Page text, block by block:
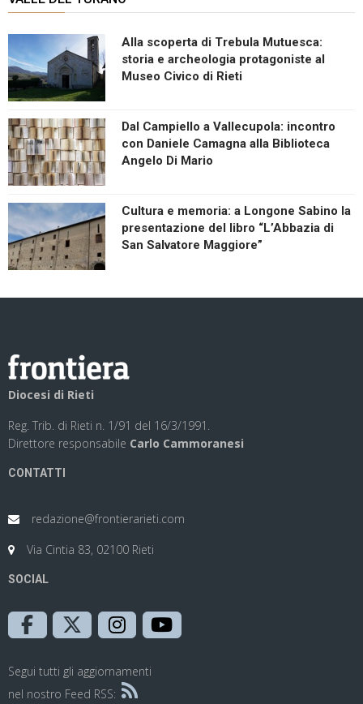
Alla scoperta di Trebula Mutuesca:
storia e archeologia protagoniste al
Museo Civico di Rieti
Dal Campiello a Vallecupola: incontro
con Daniele Camagna alla Biblioteca
Angelo Di Mario
Cultura e memoria: a Longone Sabino la
presentazione del libro “L’Abbazia di
San Salvatore Maggiore”
Diocesi di Rieti
Reg. Trib. di Rieti n. 1/91 del 16/3/1991.
Direttore responsabile Carlo Cammoranesi
CONTATTI
redazione@frontierarieti.com
Via Cintia 83, 02100 Rieti
SOCIAL
Segui tutti gli aggiornamenti
nel nostro Feed RSS: